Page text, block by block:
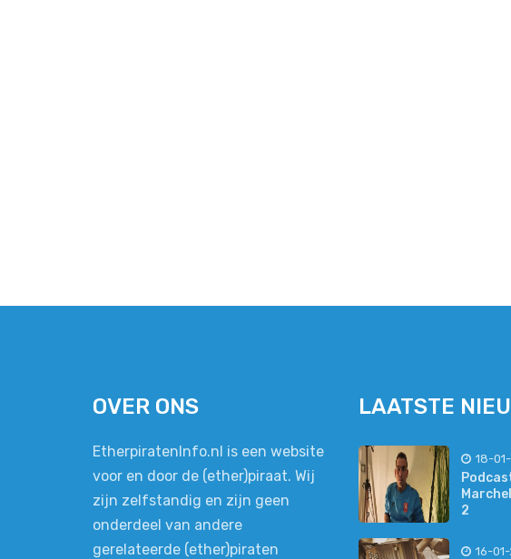
OVER ONS
EtherpiratenInfo.nl is een website
voor en door de (ether)piraat. Wij
zijn zelfstandig en zijn geen
onderdeel van andere
gerelateerde (ether)piraten
LAATSTE
18-
2
16-